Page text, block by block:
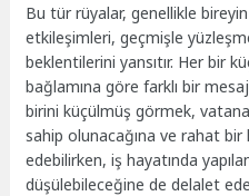
Bu tür rüyalar, genellikle
etkileşimleri, geçmişle
beklentilerini yansıtır. Her bir
bağlamına göre farklı bir
birini küçülmüş görmek,
sahip olunacağına ve rahat
edebilirken, iş hayatında
düşülebileceğine de delalet